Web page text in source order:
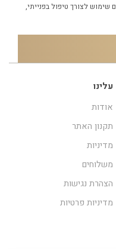
שימוש לצורך טיפול בפנייתי,
עלינו
אודות
תקנון האתר
מדיניות
משלוחים
הצהרת נגישות
מדיניות פרטיות